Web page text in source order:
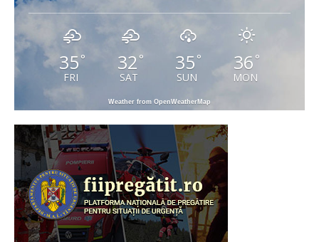
35°
FRI
32 °
SAT
35 °
SUN
36 °
MON
Weather from OpenWeatherMap